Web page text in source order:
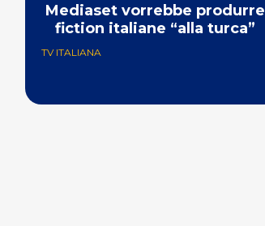
Mediaset vorrebbe produrre
fiction italiane “alla turca”
TV ITALIANA